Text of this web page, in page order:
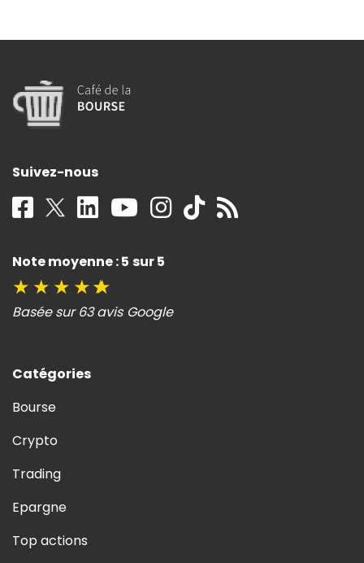
Suivez-nous
Note moyenne : 5 sur 5
★ ★ ★ ★★
Basée sur 63 avis Google
Catégories
Bourse
Crypto
Trading
Epargne
Top actions